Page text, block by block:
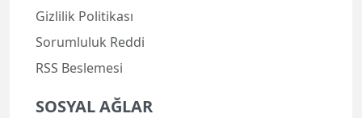
Gizlilik Politikası
Sorumluluk Reddi
RSS Beslemesi
SOSYAL AĞLAR